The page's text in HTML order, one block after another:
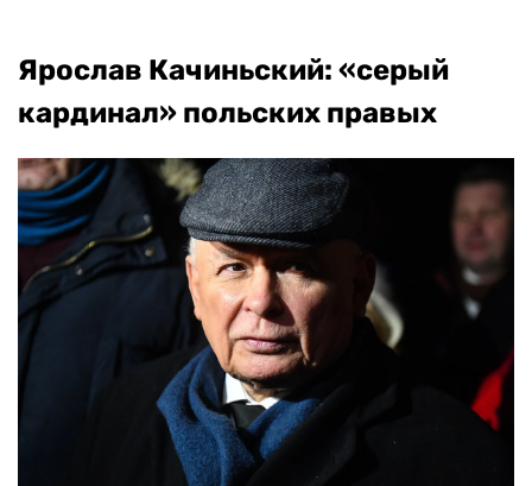
Ярослав Качиньский: «серый
кардинал» польских правых